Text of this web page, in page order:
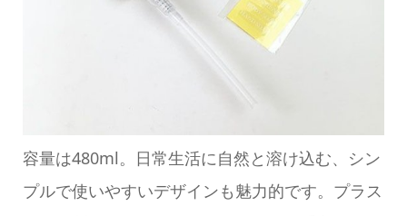
容量は480ml。日常生活に自然と溶け込む、シン
プルで使いやすいデザインも魅力的です。プラス